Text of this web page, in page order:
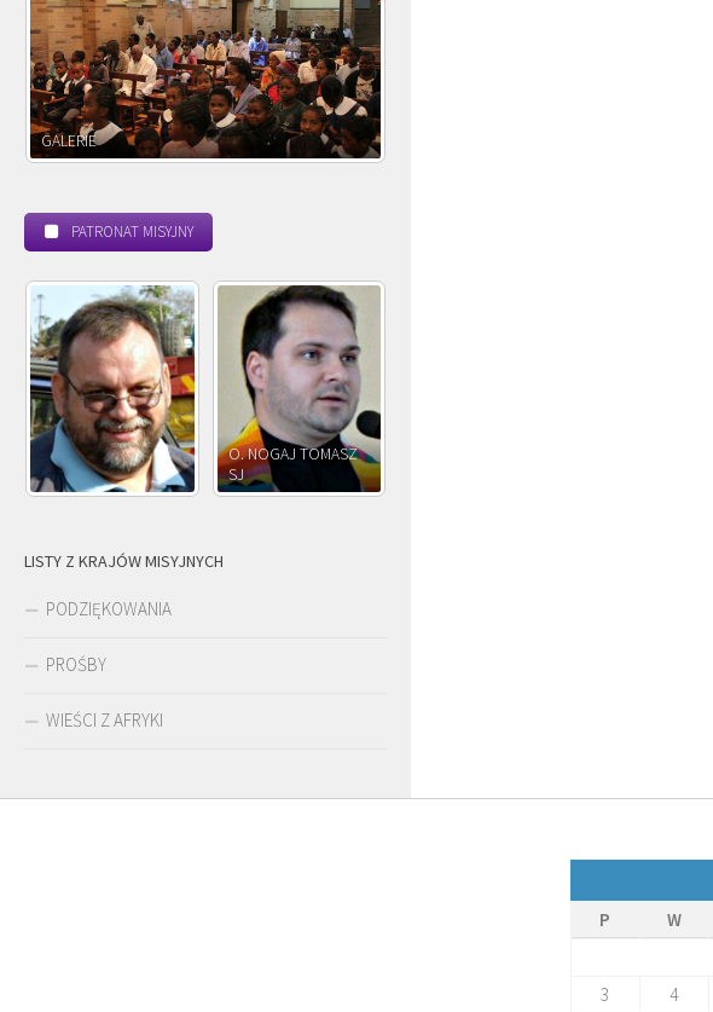
POWOŁANIE MISYJNE
PATRONAT MISYJNY
O. NOGAJ TOMASZ
SJ
O. JÓZEF OLEKSY SJ
LISTY Z KRAJÓW MISYJNYCH
PODZIĘKOWANIA
PROŚBY
WIEŚCI Z AFRYKI
P
W
3
4